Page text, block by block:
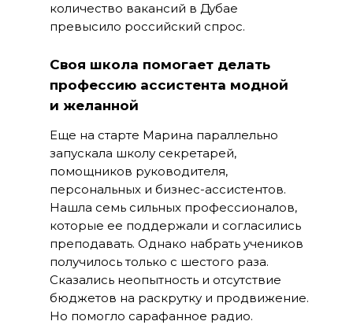
количество вакансий в Дубае
превысило российский спрос.
Своя школа помогает делать
профессию ассистента модной
и желанной
Еще на старте Марина параллельно
запускала школу секретарей,
помощников руководителя,
персональных и бизнес-ассистентов.
Нашла семь сильных профессионалов,
которые ее поддержали и согласились
преподавать. Однако набрать учеников
получилось только с шестого раза.
Сказались неопытность и отсутствие
бюджетов на раскрутку и продвижение.
Но помогло сарафанное радио.